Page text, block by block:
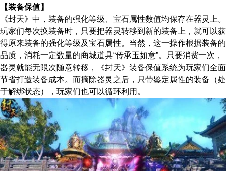
【装备保值】
《封天》中，装备的强化等级、宝石属性数值均保存在器灵上。
玩家们每次换装备时，只要把器灵转移到新的装备上，就可以获
得原来装备的强化等级及宝石属性。当然，这一操作根据装备的
品质，消耗一定数量的商城道具“传承玉如意”。只要消费一次，
器灵就能无限次随意转移，《封天》装备保值系统为玩家们全面
节省打造装备成本。而摘除器灵之后，只带鉴定属性的装备（处
于解绑状态），玩家们也可以循环利用。